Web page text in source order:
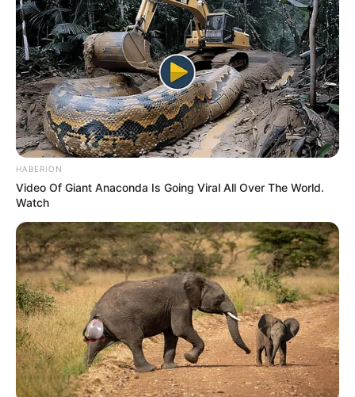
HABERION
Video Of Giant Anaconda Is Going Viral All Over The World.
Watch